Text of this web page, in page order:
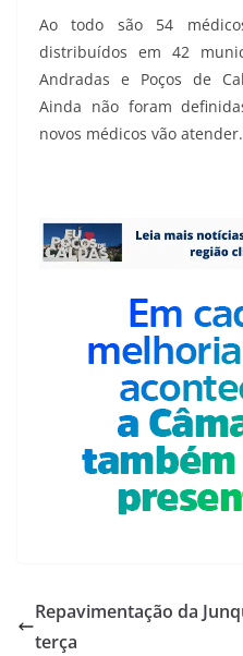
Ao todo são 54
distribuídos em 42
Andradas e Poços de
Ainda não foram
novos médicos vão atender.
Repavimentação da
terça